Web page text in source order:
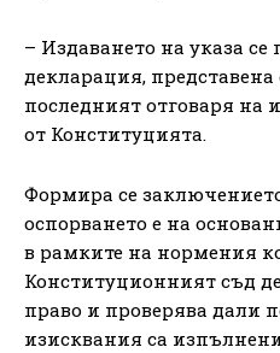
– Издаването на указа
декларация,
последният отговаря на
от Конституцията.
Формира се
оспорването е на
в рамките на нормения
Конституционният съд
право и проверява дали
изисквания са